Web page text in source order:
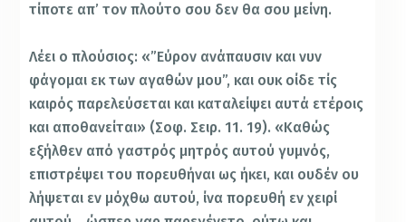
τίποτε απ’ τον πλούτο σου δεν θα σου μείνη.
Λέει ο πλούσιος: «”Εύρον ανάπαυσιν και νυν
φάγομαι εκ των αγαθών μου”, και ουκ οίδε τίς
καιρός παρελεύσεται και καταλείψει αυτά ετέροις
και αποθανείται» (Σοφ. Σειρ. 11. 19). «Καθώς
εξήλθεν από γαστρός μητρός αυτού γυμνός,
επιστρέψει του πορευθήναι ως ήκει, και ουδέν ου
λήψεται εν μόχθω αυτού, ίνα πορευθή εν χειρί